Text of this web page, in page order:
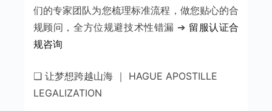
们的专家团队为您梳理标准流程，做您贴心的合
规顾问，全方位规避技术性错漏 ➔ 留服认证合
规咨询
❑ 让梦想跨越山海 ｜ HAGUE APOSTILLE
LEGALIZATION